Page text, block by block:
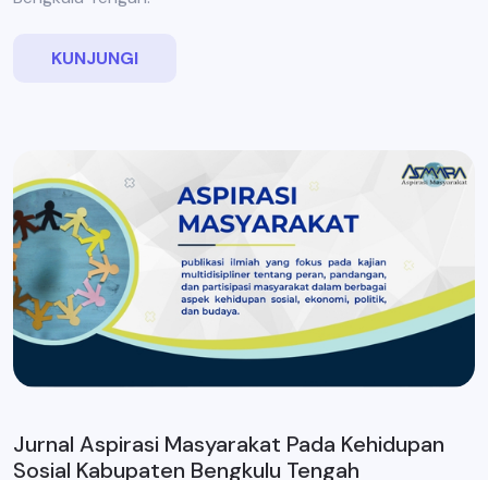
KUNJUNGI
Jurnal Aspirasi Masyarakat Pada Kehidupan
Sosial Kabupaten Bengkulu Tengah